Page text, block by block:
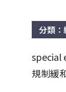
分類：
special
規制緩